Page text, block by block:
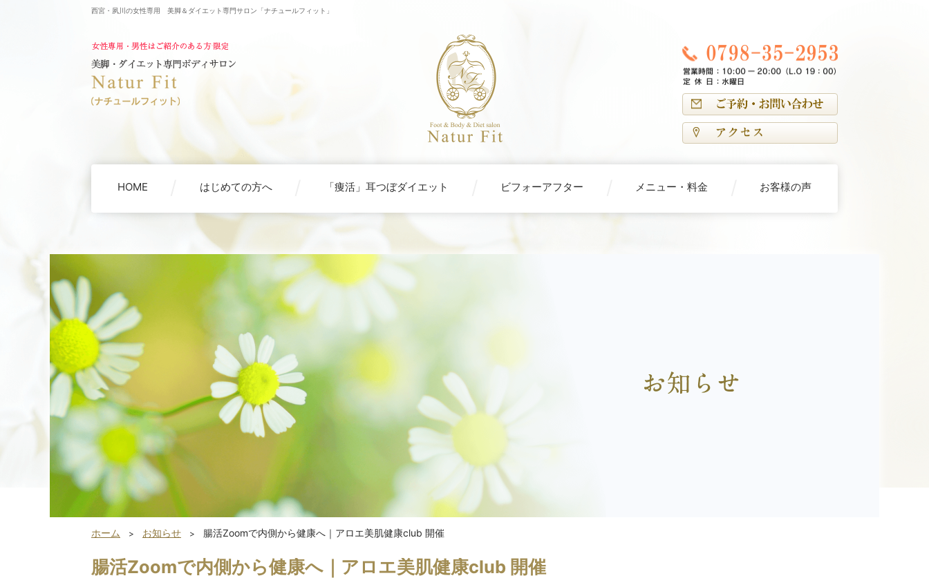
西宮・夙川の女性専用 美脚＆ダイエット専門サロン「ナチュールフィット」
HOME はじめての方へ 「痩活」耳つぼダイエット ビフォーアフター メニュー・料金 お客様の声
ホーム お知らせ 腸活Zoomで内側から健康へ｜アロエ美肌健康club 開催
腸活Zoomで内側から健康へ｜アロエ美肌健康club 開催